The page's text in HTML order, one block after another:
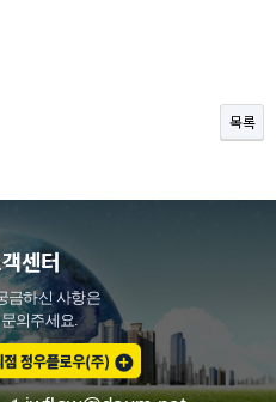
목록
센터
금하신 사항은
의주세요.